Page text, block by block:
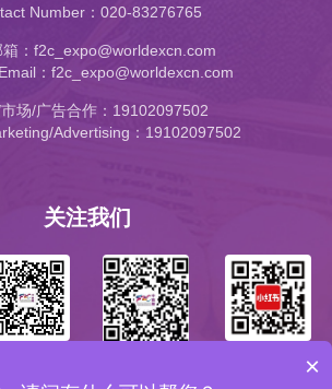
Number：020-83276765
箱：f2c_expo@worldexcn.com
：f2c_expo@worldexcn.com
场/广告合作：19102097502
Advertising：19102097502
关注我们
×